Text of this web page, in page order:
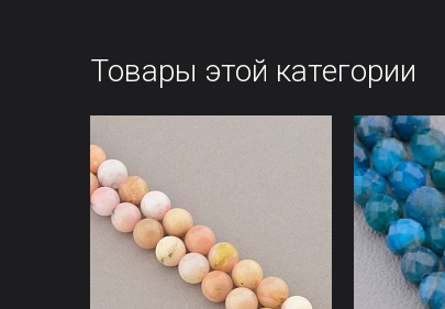
Товары этой категории